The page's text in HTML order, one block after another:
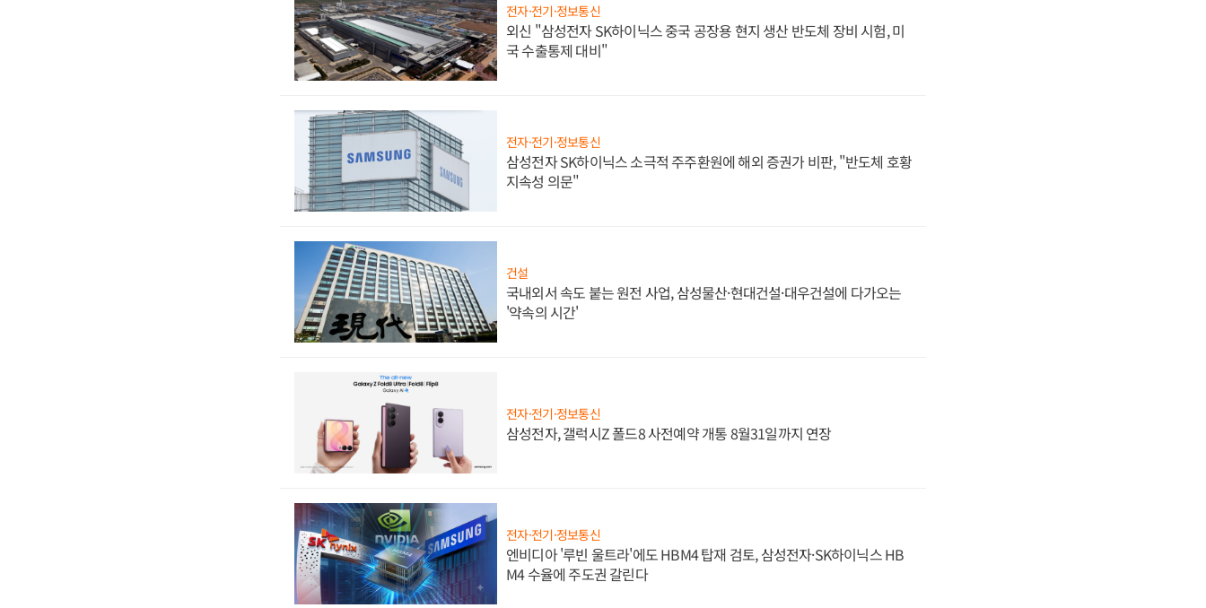
전자·전기·정보통신
외신 "삼성전자 SK하이닉스 중국 공장용 현지 생산 반도체 장비 시험, 미
국 수출통제 대비"
전자·전기·정보통신
삼성전자 SK하이닉스 소극적 주주환원에 해외 증권가 비판, "반도체 호황
지속성 의문"
건설
국내외서 속도 붙는 원전 사업, 삼성물산·현대건설·대우건설에 다가오는
'약속의 시간'
전자·전기·정보통신
삼성전자, 갤럭시Z 폴드8 사전예약 개통 8월31일까지 연장
전자·전기·정보통신
엔비디아 '루빈 울트라'에도 HBM4 탑재 검토, 삼성전자·SK하이닉스 HB
M4 수율에 주도권 갈린다